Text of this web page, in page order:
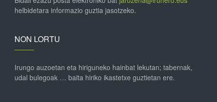
helbidetara informazio guztia jasotzeko.
NON LORTU
Irungo auzoetan eta hiriguneko hainbat lekutan; tabernak,
udal bulegoak … baita hiriko ikastetxe guztietan ere.